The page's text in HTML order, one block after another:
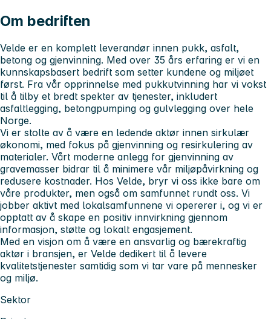
Om bedriften
Velde er en komplett leverandør innen pukk, asfalt,
betong og gjenvinning. Med over 35 års erfaring er vi en
kunnskapsbasert bedrift som setter kundene og miljøet
først. Fra vår opprinnelse med pukkutvinning har vi vokst
til å tilby et bredt spekter av tjenester, inkludert
asfaltlegging, betongpumping og gulvlegging over hele
Norge.
Vi er stolte av å være en ledende aktør innen sirkulær
økonomi, med fokus på gjenvinning og resirkulering av
materialer. Vårt moderne anlegg for gjenvinning av
gravemasser bidrar til å minimere vår miljøpåvirkning og
redusere kostnader. Hos Velde, bryr vi oss ikke bare om
våre produkter, men også om samfunnet rundt oss. Vi
jobber aktivt med lokalsamfunnene vi opererer i, og vi er
opptatt av å skape en positiv innvirkning gjennom
informasjon, støtte og lokalt engasjement.
Med en visjon om å være en ansvarlig og bærekraftig
aktør i bransjen, er Velde dedikert til å levere
kvalitetstjenester samtidig som vi tar vare på mennesker
og miljø.
Sektor